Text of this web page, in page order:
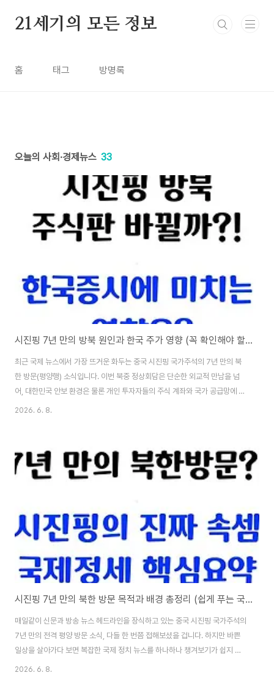
21세기의 모든 정보
홈 태그 방명록
오늘의 사회·경제뉴스 33
시진핑 7년 만의 방북 원인과 한국 주가 영향 (꼭 확인해야 할 핵심 수혜주 3가지)
최근 국제 뉴스에서 가장 뜨거운 화두는 중국 시진핑 국가주석의 7년 만의 북
한 방문(평양행) 소식입니다. 이번 북중 정상회담은 단순한 외교적 만남을 넘
어, 대한민국 안보 환경은 물론 개인 투자자들의 주식 계좌와 국가 공급망에 이
르기까지 엄청난 파급 효과를 몰고 올 초대형 경제 변수입니다. 특히 개미 투자
위기를 피하고 새로운 기회를 잡을 수 있습니다. 시진핑 주석이 왜 이 시점에 움
직였는지, 그리고 우리가 주목해야 할 핵심 수혜주와 리스크는 무엇인지 알기
쉽게 총정리해 드립니다.📊 갑작스러운 대외 변수, 오늘 내 주식은 안전할까?
2026. 6. 8.
시진핑 7년 만의 북한 방문 목적과 배경 총정리 (쉽게 푸는 국제 정세 속사정!)
매일같이 신문과 방송 뉴스 헤드라인을 장식하고 있는 중국 시진핑 국가주석의
7년 만의 전격 평양 방문 소식, 다들 한 번쯤 접해보셨을 겁니다. 하지만 바쁜
일상을 살아가다 보면 복잡한 국제 정치 뉴스를 하나하나 챙겨보기가 쉽지 않
은 것이 현실입니다. "그냥 두 나라 우두머리가 만난 것 아닌가?" 하고 무심코
2026. 6. 8.